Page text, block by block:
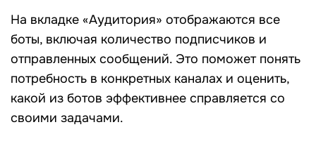
На вкладке «Аудитория» отображаются все
боты, включая количество подписчиков и
отправленных сообщений. Это поможет понять
потребность в конкретных каналах и оценить,
какой из ботов эффективнее справляется со
своими задачами.